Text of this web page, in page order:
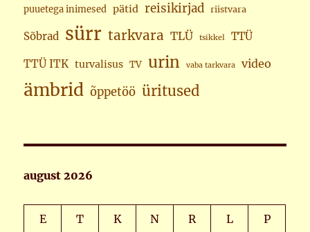
puuetega inimesed pätid reisikirjad riistvara
Sõbrad sürr tarkvara TLÜ tsikkel TTÜ
TTÜ ITK turvalisus TV urin vaba tarkvara video
ämbrid õppetöö üritused
august 2026
E T K N R L P